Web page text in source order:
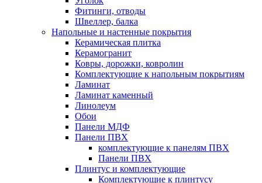
Фитинги, отводы
Швеллер, балка
Напольные и настенные покрытия
Керамическая плитка
Керамогранит
Ковры, дорожки, ковролин
Комплектующие к напольным покрытиям
Ламинат
Ламинат каменный
Линолеум
Обои
Панели МДФ
Панели ПВХ
комплектующие к панелям ПВХ
Панели ПВХ
Плинтус и комплектующие
Комплектующие к плинтусу